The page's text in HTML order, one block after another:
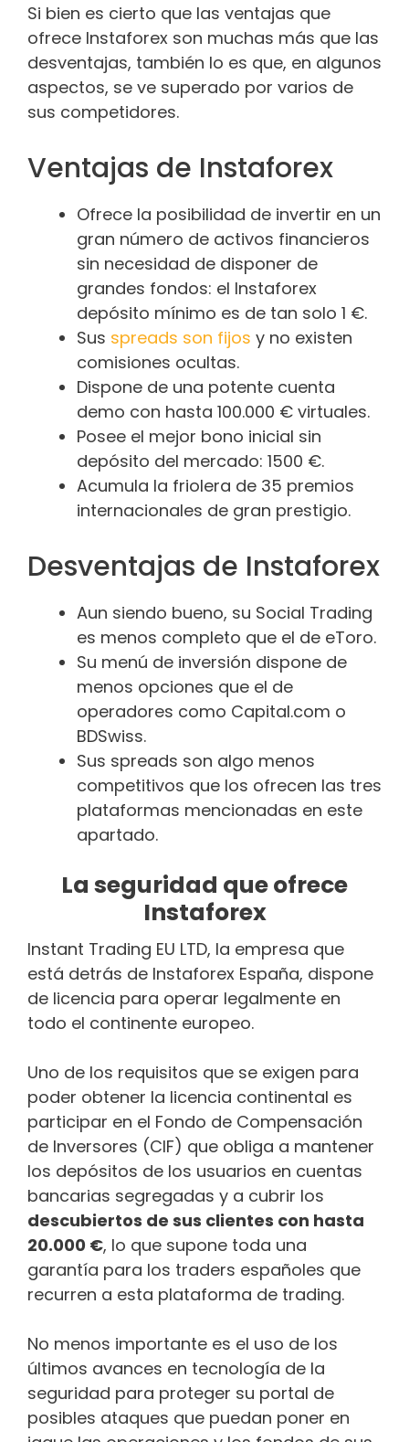
Si bien es cierto que las ventajas que
ofrece Instaforex son muchas más que las
desventajas, también lo es que, en algunos
aspectos, se ve superado por varios de
sus competidores.
Ventajas de Instaforex
Ofrece la posibilidad de invertir en un
gran número de activos financieros
sin necesidad de disponer de
grandes fondos: el Instaforex
depósito mínimo es de tan solo 1 €.
Sus spreads son fijos y no existen
comisiones ocultas.
Dispone de una potente cuenta
demo con hasta 100.000 € virtuales.
Posee el mejor bono inicial sin
depósito del mercado: 1500 €.
Acumula la friolera de 35 premios
internacionales de gran prestigio.
Desventajas de Instaforex
Aun siendo bueno, su Social Trading
es menos completo que el de eToro.
Su menú de inversión dispone de
menos opciones que el de
operadores como Capital.com o
BDSwiss.
Sus spreads son algo menos
competitivos que los ofrecen las tres
plataformas mencionadas en este
apartado.
La seguridad que ofrece
Instaforex
Instant Trading EU LTD, la empresa que
está detrás de Instaforex España, dispone
de licencia para operar legalmente en
todo el continente europeo.
Uno de los requisitos que se exigen para
poder obtener la licencia continental es
participar en el Fondo de Compensación
de Inversores (CIF) que obliga a mantener
los depósitos de los usuarios en cuentas
bancarias segregadas y a cubrir los
descubiertos de sus clientes con hasta
20.000 €, lo que supone toda una
garantía para los traders españoles que
recurren a esta plataforma de trading.
No menos importante es el uso de los
últimos avances en tecnología de la
seguridad para proteger su portal de
posibles ataques que puedan poner en